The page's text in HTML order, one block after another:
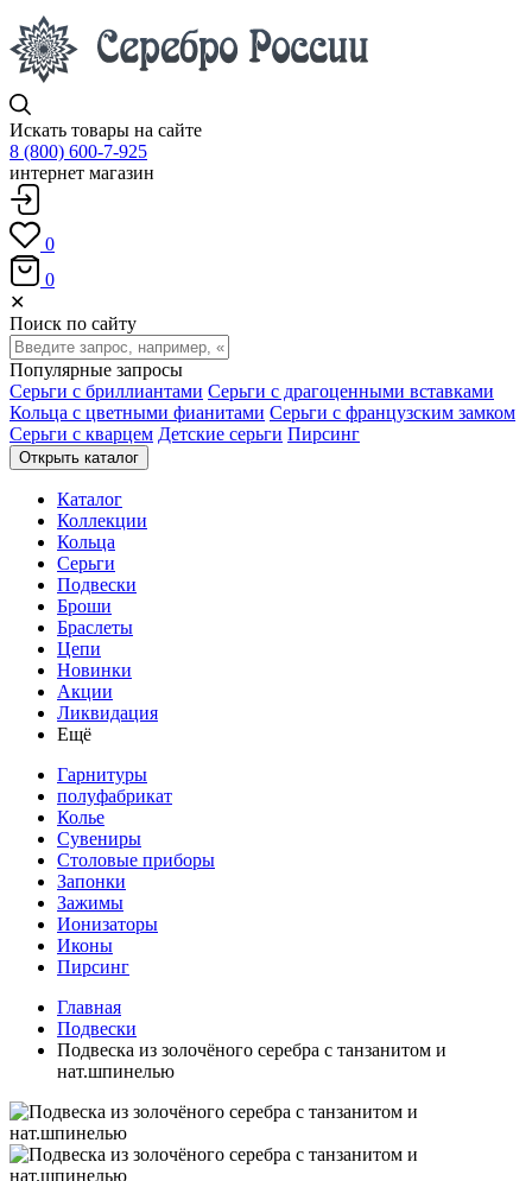
Искать товары на сайте
8 (800) 600-7-925
интернет магазин
0
0
✕
Поиск по сайту
Популярные запросы
Серьги с бриллиантами Серьги с драгоценными вставками
Кольца с цветными фианитами Серьги с французским замком
Серьги с кварцем Детские серьги Пирсинг
Открыть каталог
Каталог
Коллекции
Кольца
Серьги
Подвески
Броши
Браслеты
Цепи
Новинки
Акции
Ликвидация
Ещё
Гарнитуры
полуфабрикат
Колье
Сувениры
Столовые приборы
Запонки
Зажимы
Ионизаторы
Иконы
Пирсинг
Главная
Подвески
Подвеска из золочёного серебра с танзанитом и
нат.шпинелью